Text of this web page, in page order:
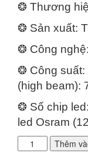
❂ Thương
❂ Sản xuất:
❂ Công
❂ Công suất:
(high beam):
❂ Số chip
led Osram
chỉ
Thêm